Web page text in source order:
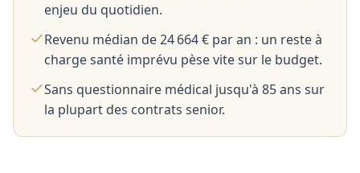
enjeu du quotidien.
Revenu médian de 24 664 € par an : un reste à
charge santé imprévu pèse vite sur le budget.
Sans questionnaire médical jusqu'à 85 ans sur
la plupart des contrats senior.